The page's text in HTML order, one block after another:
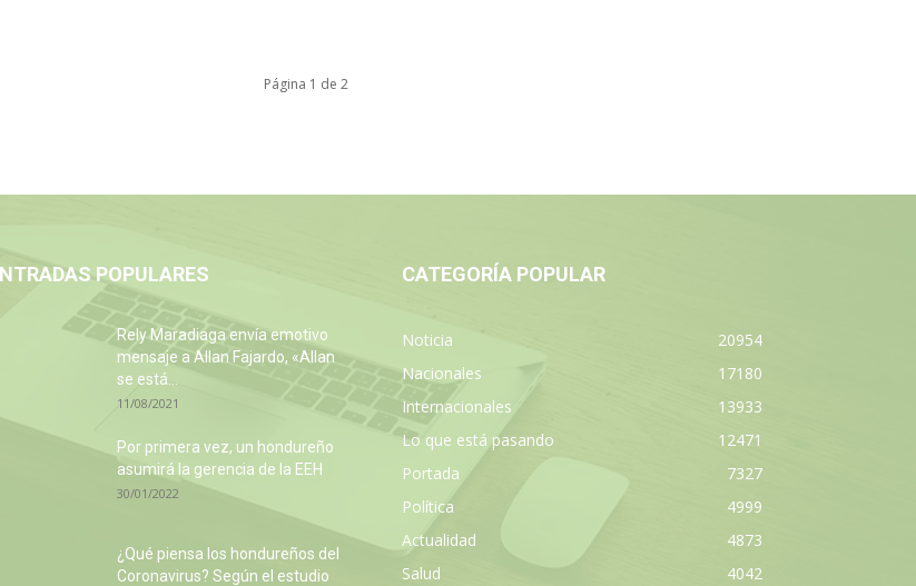
Página 1 de 2
POPULARES
Rely Maradiaga envía emotivo
mensaje a Allan Fajardo, «Allan
se está...
11/08/2021
Por primera vez, un hondureño
asumirá la gerencia de la EEH
30/01/2022
¿Qué piensa los hondureños del
Coronavirus? Según el estudio
CATEGORÍA POPULAR
Noticia
20954
Nacionales
17180
Internacionales
13933
Lo que está pasando
12471
Portada
7327
Política
4999
Actualidad
4873
Salud
4042